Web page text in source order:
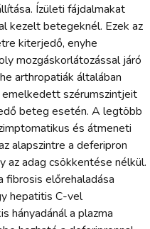
Ízületi fájdalmakat
kezelt betegeknél. Ezek az
kiterjedő, enyhe
mozgáskorlátozással járó
arthropatiák általában
szérumszintjeit
beteg esetén. A legtöbb
és átmeneti
alapszintre a deferipron
az adag csökkentése nélkül.
fibrosis előrehaladása
hepatitis C-vel
hányadánál a plazma